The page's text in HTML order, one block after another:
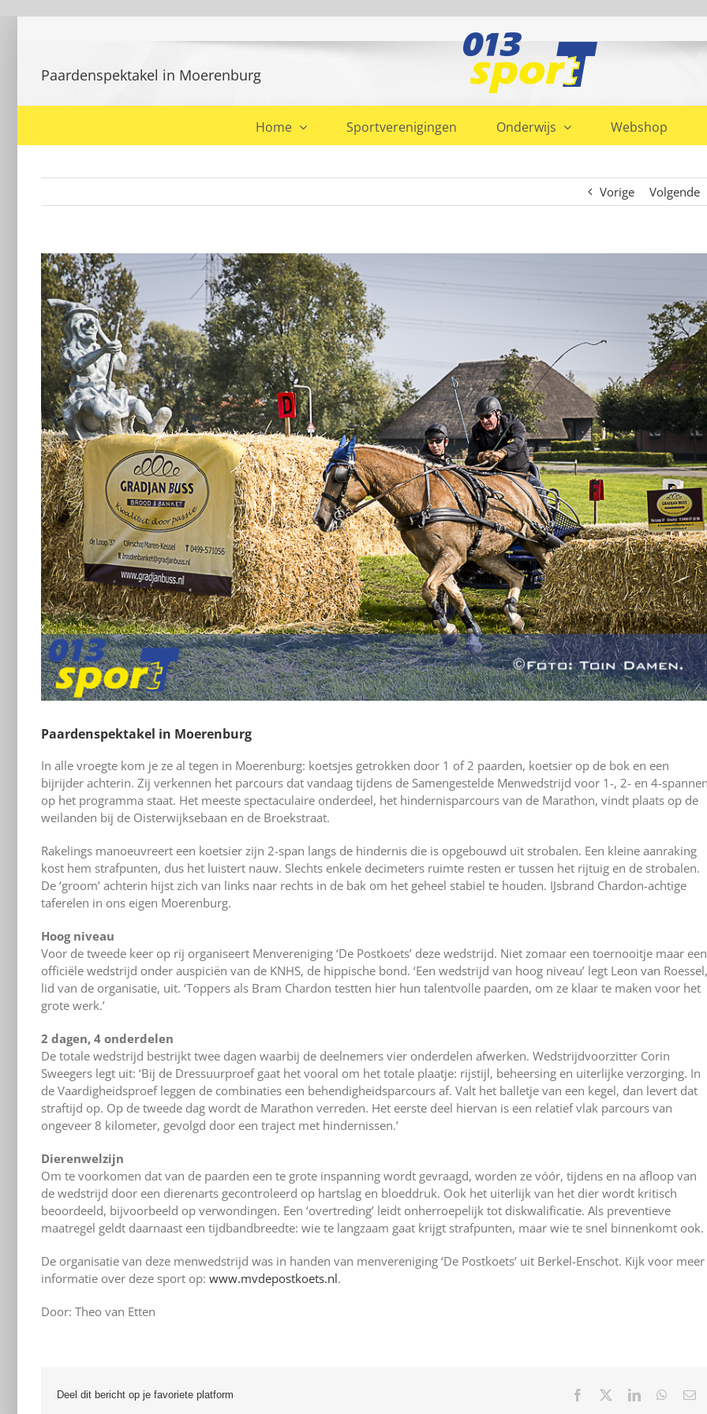
Home Sportverenigingen Onderwijs Webshop
Paardenspektakel in Moerenburg
Vorige Volgende
Bekijk
grotere
afbeelding
Paardenspektakel in Moerenburg
In alle vroegte kom je ze al tegen in Moerenburg: koetsjes getrokken door 1 of 2 paarden, koetsier op de bok en een
bijrijder achterin. Zij verkennen het parcours dat vandaag tijdens de Samengestelde Menwedstrijd voor 1-, 2- en 4-
op het programma staat. Het meeste spectaculaire onderdeel, het hindernisparcours van de Marathon, vindt plaats op de
weilanden bij de Oisterwijksebaan en de Broekstraat.
Rakelings manoeuvreert een koetsier zijn 2-span langs de hindernis die is opgebouwd uit strobalen. Een kleine aanraking
kost hem strafpunten, dus het luistert nauw. Slechts enkele decimeters ruimte resten er tussen het rijtuig en de strobalen.
De ‘groom’ achterin hijst zich van links naar rechts in de bak om het geheel stabiel te houden. IJsbrand Chardon-achtige
taferelen in ons eigen Moerenburg.
Hoog niveau
Voor de tweede keer op rij organiseert Menvereniging ‘De Postkoets’ deze wedstrijd. Niet zomaar een toernooitje maar een
officiële wedstrijd onder auspiciën van de KNHS, de hippische bond. ‘Een wedstrijd van hoog niveau’ legt Leon van Roessel,
lid van de organisatie, uit. ‘Toppers als Bram Chardon testten hier hun talentvolle paarden, om ze klaar te maken voor het
grote werk.’
2 dagen, 4 onderdelen
De totale wedstrijd bestrijkt twee dagen waarbij de deelnemers vier onderdelen afwerken. Wedstrijdvoorzitter Corin
Sweegers legt uit: ‘Bij de Dressuurproef gaat het vooral om het totale plaatje: rijstijl, beheersing en uiterlijke verzorging. In
de Vaardigheidsproef leggen de combinaties een behendigheidsparcours af. Valt het balletje van een kegel, dan levert dat
straftijd op. Op de tweede dag wordt de Marathon verreden. Het eerste deel hiervan is een relatief vlak parcours van
ongeveer 8 kilometer, gevolgd door een traject met hindernissen.’
Dierenwelzijn
Om te voorkomen dat van de paarden een te grote inspanning wordt gevraagd, worden ze vóór, tijdens en na afloop van
de wedstrijd door een dierenarts gecontroleerd op hartslag en bloeddruk. Ook het uiterlijk van het dier wordt kritisch
beoordeeld, bijvoorbeeld op verwondingen. Een ‘overtreding’ leidt onherroepelijk tot diskwalificatie. Als preventieve
maatregel geldt daarnaast een tijdbandbreedte: wie te langzaam gaat krijgt strafpunten, maar wie te snel binnenkomt ook.
De organisatie van deze menwedstrijd was in handen van menvereniging ‘De Postkoets’ uit Berkel-Enschot. Kijk voor meer
informatie over deze sport op: www.mvdepostkoets.nl.
Door: Theo van Etten
Deel dit bericht op je favoriete platform Facebook LinkedIn
E-